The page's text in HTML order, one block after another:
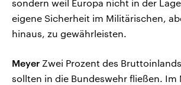
sondern weil Europa nicht in der
eigene Sicherheit im Militärischen,
hinaus, zu gewährleisten.
Meyer Zwei Prozent des
sollten in die Bundeswehr fließen. Im